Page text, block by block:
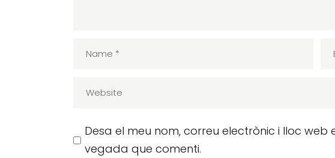
Desa el meu nom, correu electrònic i lloc
vegada que comenti.